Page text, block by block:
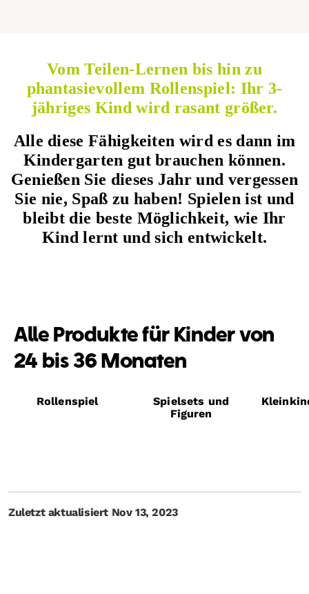
Vom Teilen-Lernen bis hin zu
phantasievollem Rollenspiel: Ihr 3-
jähriges Kind wird rasant größer.
Alle diese Fähigkeiten wird es dann im
Kindergarten gut brauchen können.
Genießen Sie dieses Jahr und vergessen
Sie nie, Spaß zu haben! Spielen ist und
bleibt die beste Möglichkeit, wie Ihr
Kind lernt und sich entwickelt.
Alle Produkte für Kinder von
24 bis 36 Monaten
Rollenspiel
Spielsets und
Figuren
Zuletzt aktualisiert Nov 13, 2023